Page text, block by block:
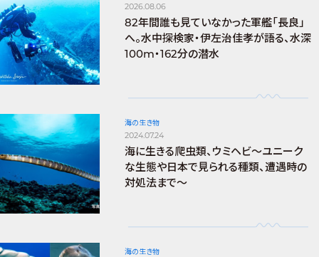
2026.08.06
82年間誰も見ていなかった軍艦「長良」
へ。水中探検家・伊左治佳孝が語る、水深
100m・162分の潜水
海の生き物
2024.07.24
海に生きる爬虫類、ウミヘビ～ユニーク
な生態や日本で見られる種類、遭遇時の
対処法まで～
海の生き物